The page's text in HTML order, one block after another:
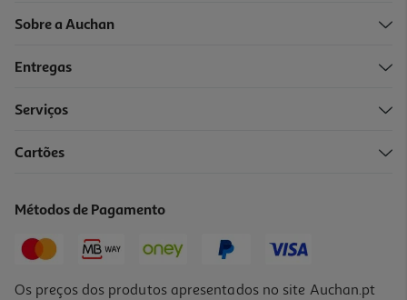
Sobre a Auchan
Entregas
Serviços
Cartões
Métodos de Pagamento
Os preços dos produtos apresentados no site Auchan.pt